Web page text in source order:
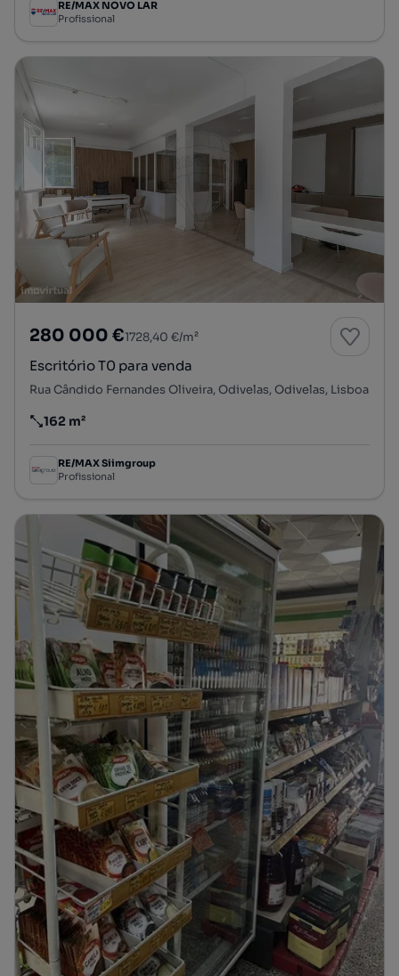
RE/MAX NOVO LAR
Profissional
280 000 €1728,40 €/m²
Escritório T0 para venda
Rua Cândido Fernandes Oliveira, Odivelas, Odivelas, Lisboa
Preço por metro quadrado
162 m²
RE/MAX Siimgroup
Profissional